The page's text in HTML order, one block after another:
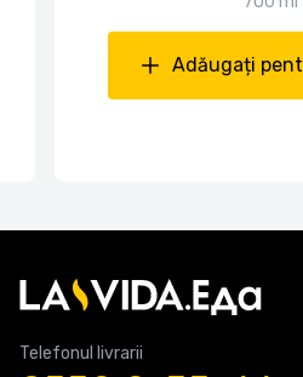
Adăugați
Telefonul livrarii